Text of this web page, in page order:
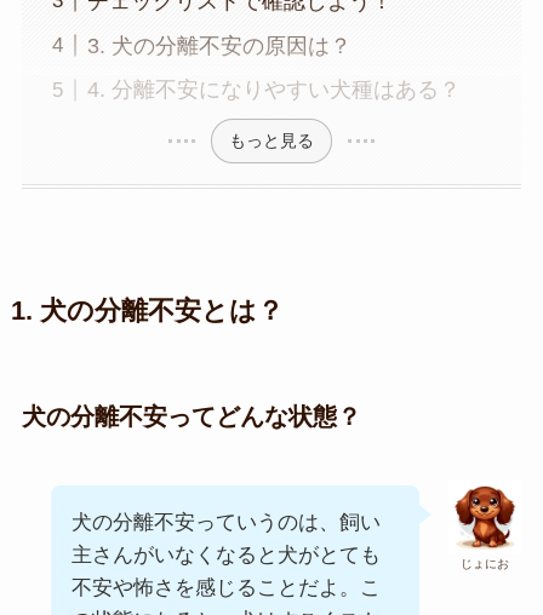
3. 犬の分離不安の原因は？
4. 分離不安になりやすい犬種はある？
もっと見る
1. 犬の分離不安とは？
犬の分離不安ってどんな状態？
じょにお
犬の分離不安っていうのは、飼い
主さんがいなくなると犬がとても
不安や怖さを感じることだよ。こ